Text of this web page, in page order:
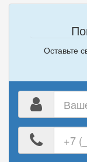
Оставьте